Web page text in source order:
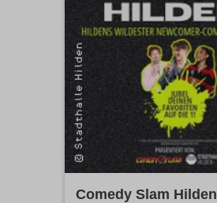
Comedy Slam Hilden